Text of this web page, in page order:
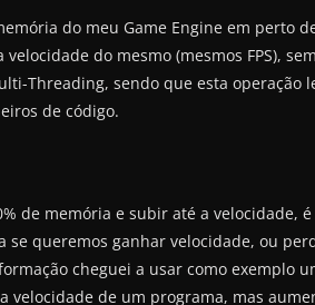
do meu Game Engine em perto
do mesmo (mesmos FPS),
Threading, sendo que esta operação
de código.
de memória e subir até a velocidade,
se queremos ganhar velocidade, ou
cheguei a usar como exemplo
velocidade de um programa, mas